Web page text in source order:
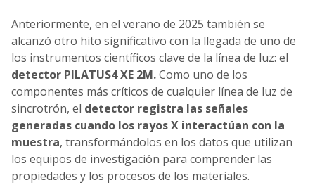
Anteriormente, en el verano de 2025 también se
alcanzó otro hito significativo con la llegada de uno de
los instrumentos científicos clave de la línea de luz: el
detector PILATUS4 XE 2M.Como uno de los
componentes más críticos de cualquier línea de luz de
sincrotrón, el detector registra las señales
generadas cuando los rayos X interactúan con la
muestra, transformándolos en los datos que utilizan
los equipos de investigación para comprender las
propiedades y los procesos de los materiales.